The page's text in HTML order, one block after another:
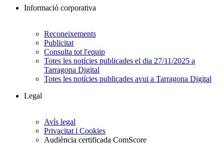
Informació corporativa
Reconeixements
Publicitat
Consulta tot l'equip
Totes les notícies publicades el dia 27/11/2025 a
Tarragona Digital
Totes les notícies publicades avui a Tarragona Digital
Legal
Avís legal
Privacitat i Cookies
Audiència certificada ComScore